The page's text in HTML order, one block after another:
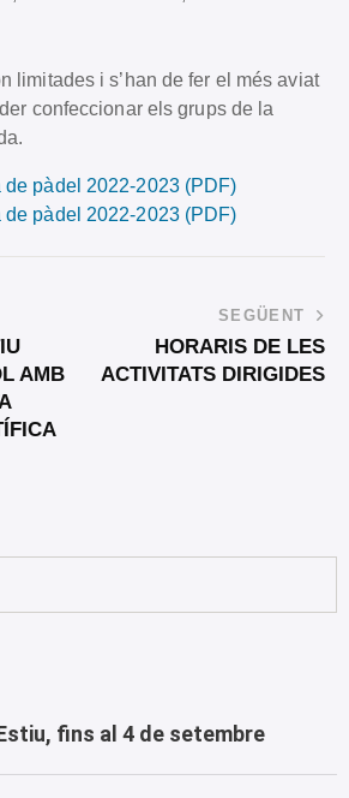
limitades i s’han de fer el més aviat
confeccionar els grups de la
de pàdel 2022-2023 (PDF)
de pàdel 2022-2023 (PDF)
AMB
SEGÜENT
HORARIS DE LES
ACTIVITATS DIRIGIDES
fins al 4 de setembre